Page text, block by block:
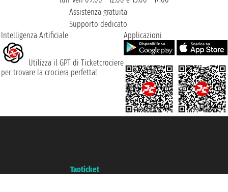
Assistenza gratuita
Supporto dedicato
Intelligenza Artificiale
Utilizza il GPT di Ticketcrociere
per trovare la crociera perfetta!
Applicazioni
Taoticket